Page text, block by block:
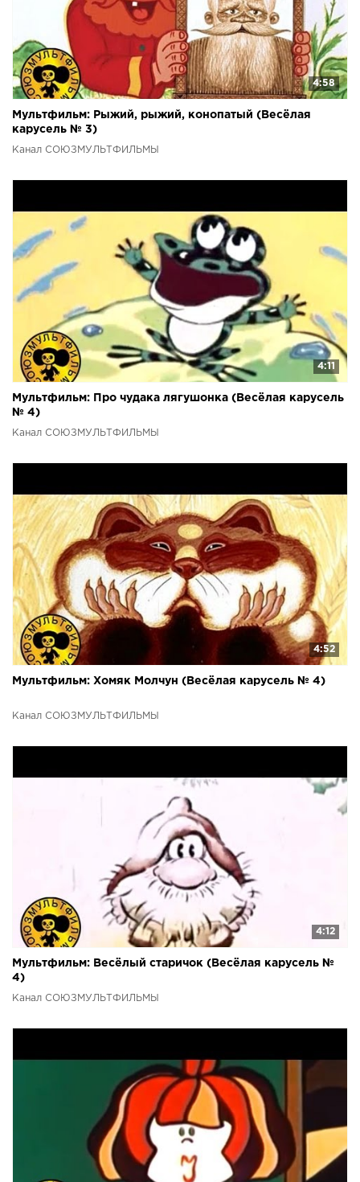
4:58
Мультфильм: Рыжий, рыжий, конопатый (Весёлая
карусель № 3)
Канал СОЮЗМУЛЬТФИЛЬМЫ
4:11
Мультфильм: Про чудака лягушонка (Весёлая карусель
№ 4)
Канал СОЮЗМУЛЬТФИЛЬМЫ
4:52
Мультфильм: Хомяк Молчун (Весёлая карусель № 4)
Канал СОЮЗМУЛЬТФИЛЬМЫ
4:12
Мультфильм: Весёлый старичок (Весёлая карусель №
4)
Канал СОЮЗМУЛЬТФИЛЬМЫ